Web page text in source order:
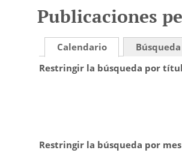
Publicaciones
Calendario Búsqueda
Restringir la búsqueda por
Restringir la búsqueda por